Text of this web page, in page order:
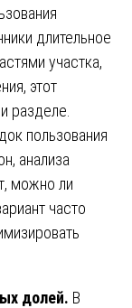
длительное
участка,
этот
разделе.
пользования
анализа
можно ли
часто
долей. В